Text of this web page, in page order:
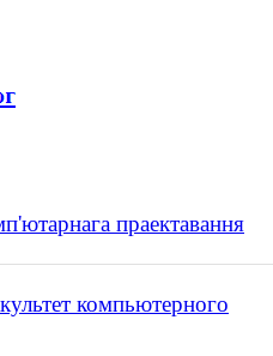
праектавання
компьютерного